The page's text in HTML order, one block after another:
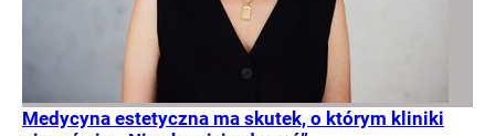
Medycyna estetyczna ma skutek, o którym kliniki